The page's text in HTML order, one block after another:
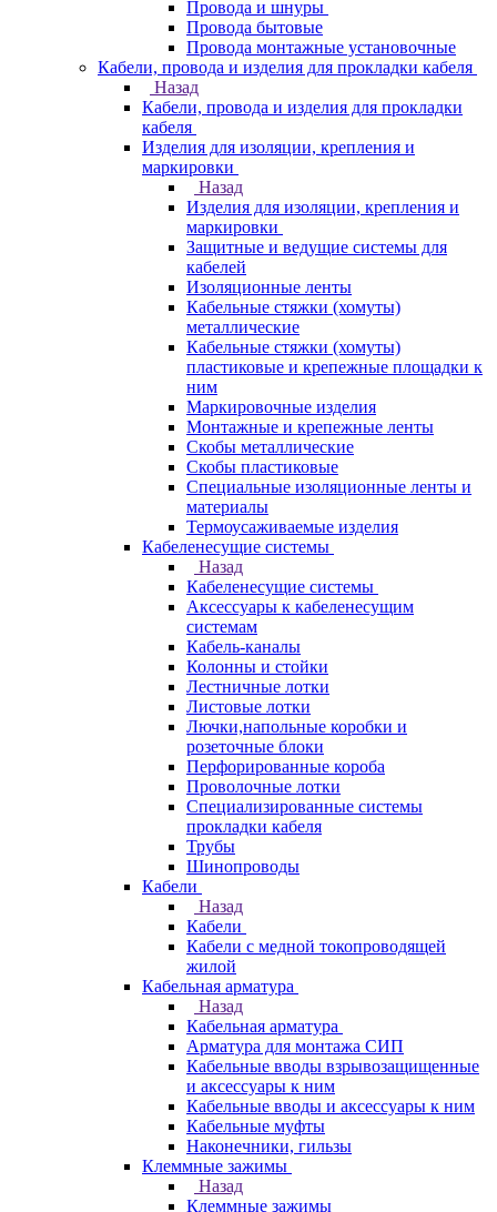
Провода и шнуры
Провода бытовые
Провода монтажные установочные
Кабели, провода и изделия для прокладки кабеля
Назад
Кабели, провода и изделия для прокладки
кабеля
Изделия для изоляции, крепления и
маркировки
Назад
Изделия для изоляции, крепления и
маркировки
Защитные и ведущие системы для
кабелей
Изоляционные ленты
Кабельные стяжки (хомуты)
металлические
Кабельные стяжки (хомуты)
пластиковые и крепежные площадки к
ним
Маркировочные изделия
Монтажные и крепежные ленты
Скобы металлические
Скобы пластиковые
Специальные изоляционные ленты и
материалы
Термоусаживаемые изделия
Кабеленесущие системы
Назад
Кабеленесущие системы
Аксессуары к кабеленесущим
системам
Кабель-каналы
Колонны и стойки
Лестничные лотки
Листовые лотки
Лючки,напольные коробки и
розеточные блоки
Перфорированные короба
Проволочные лотки
Специализированные системы
прокладки кабеля
Трубы
Шинопроводы
Кабели
Назад
Кабели
Кабели с медной токопроводящей
жилой
Кабельная арматура
Назад
Кабельная арматура
Арматура для монтажа СИП
Кабельные вводы взрывозащищенные
и аксессуары к ним
Кабельные вводы и аксессуары к ним
Кабельные муфты
Наконечники, гильзы
Клеммные зажимы
Назад
Клеммные зажимы